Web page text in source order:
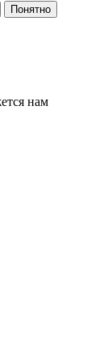
Понятно
нам